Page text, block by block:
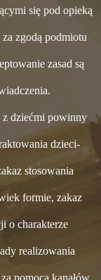
się pod opieką
zgodą podmiotu
zasad są
z dziećmi powinny
dzieci-
stosowania
formie, zakaz
o charakterze
realizowania